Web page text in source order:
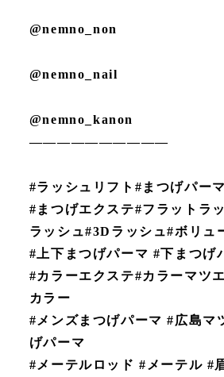
@nemno_non
@nemno_nail
@nemno_kanon
——————————
#ラッシュリフト#まつげパーマ
#まつげエクステ#フラットラ
ラッシュ#3Dラッシュ#ボリュ
#上下まつげパーマ #下まつげ
#カラーエクステ#カラーマツ
カラー
#メンズまつげパーマ #広島マ
げパーマ
#メーテルロッド #メーテル #